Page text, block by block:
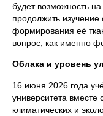
будет возможность
продолжить изучение
формирования её
вопрос, как именно
Облака и уровень
16 июня 2026 года
университета вместе
климатических и